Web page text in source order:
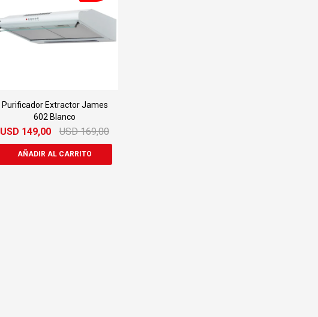
Purificador Extractor James
602 Blanco
USD 149,00 USD 169,00